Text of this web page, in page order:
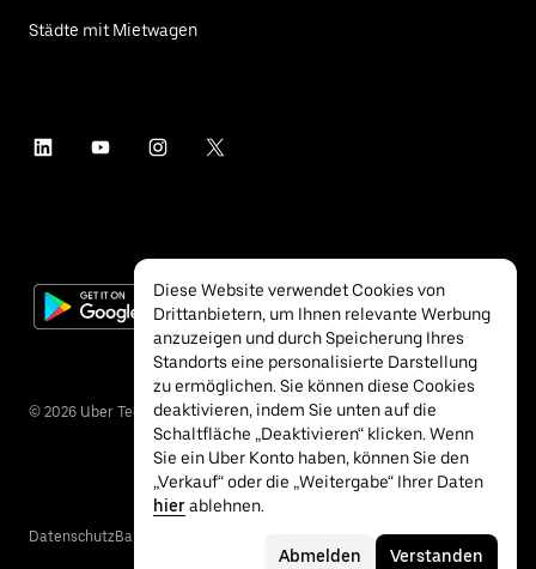
Städte mit Mietwagen
© 2026 Uber Technologies Inc.
DatenschutzBarrierefreiheit
Diese Website verwendet Cookies von
Drittanbietern, um Ihnen relevante Werbung
anzuzeigen und durch Speicherung Ihres
Standorts eine personalisierte Darstellung
zu ermöglichen. Sie können diese Cookies
deaktivieren, indem Sie unten auf die
Schaltfläche „Deaktivieren“ klicken. Wenn
Sie ein Uber Konto haben, können Sie den
„Verkauf“ oder die „Weitergabe“ Ihrer Daten
hierablehnen.
Abmelden Verstanden